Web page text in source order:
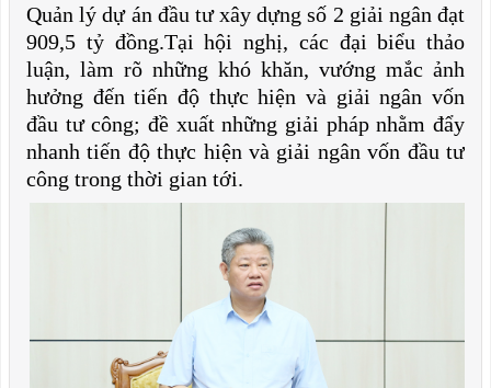
Quản lý dự án đầu tư xây dựng số 2 giải ngân đạt
909,5 tỷ đồng.Tại hội nghị, các đại biểu thảo
luận, làm rõ những khó khăn, vướng mắc ảnh
hưởng đến tiến độ thực hiện và giải ngân vốn
đầu tư công; đề xuất những giải pháp nhằm đẩy
nhanh tiến độ thực hiện và giải ngân vốn đầu tư
công trong thời gian tới.